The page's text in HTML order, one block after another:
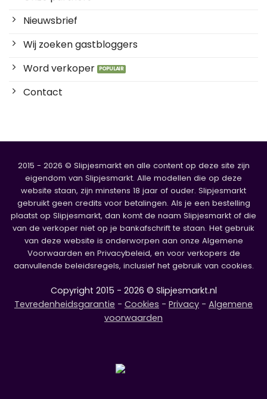
Nieuwsbrief
Wij zoeken gastbloggers
Word verkoper
Contact
2015 - 2026 © Slipjesmarkt en alle content op deze site zijn
eigendom van Slipjesmarkt. Alle modellen die op deze
website staan, zijn minstens 18 jaar of ouder. Slipjesmarkt
gebruikt geen credits voor betalingen. Als je een bestelling
plaatst op Slipjesmarkt, dan komt de naam Slipjesmarkt of die
van de verkoper niet op je bankafschrift te staan. Het gebruik
van deze website is onderworpen aan onze Algemene
Voorwaarden en Privacybeleid, en voor verkopers de
aanvullende beleidsregels, inclusief het gebruik van cookies.
Copyright 2015 - 2026 © Slipjesmarkt.nl
Tevredenheidsgarantie - Cookies - Privacy - Algemene
voorwaarden